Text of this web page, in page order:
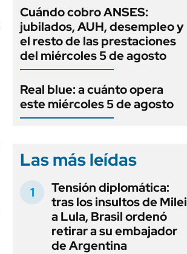
Cuándo cobro ANSES:
jubilados, AUH, desempleo y
el resto de las prestaciones
del miércoles 5 de agosto
Real blue: a cuánto opera
este miércoles 5 de agosto
Las más leídas
Tensión diplomática:
tras los insultos de Milei
a Lula, Brasil ordenó
retirar a su embajador
de Argentina